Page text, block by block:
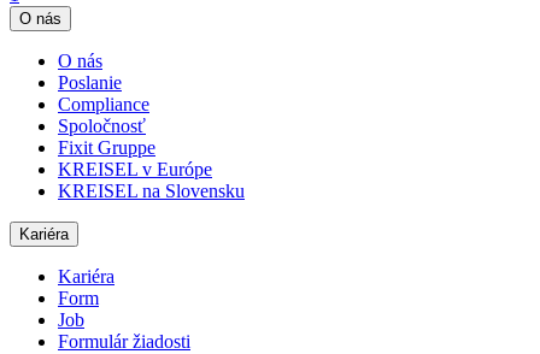
O nás
O nás
Poslanie
Compliance
Spoločnosť
Fixit Gruppe
KREISEL v Európe
KREISEL na Slovensku
Kariéra
Kariéra
Form
Job
Formulár žiadosti